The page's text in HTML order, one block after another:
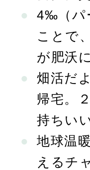
4‰（パ
ことで
が肥沃に
畑活だ
帰宅。
持ちいい
地球温
えるチ